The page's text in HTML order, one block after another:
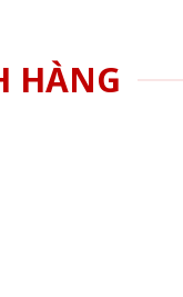
HÀNG